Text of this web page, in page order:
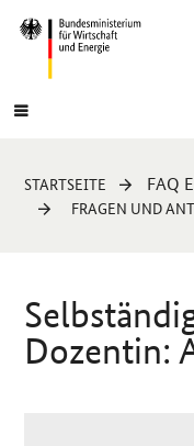
Navigation
Hauptmenü
Sie
sind
STARTSEITE FAQ
FRAGEN UND
Dozentin: